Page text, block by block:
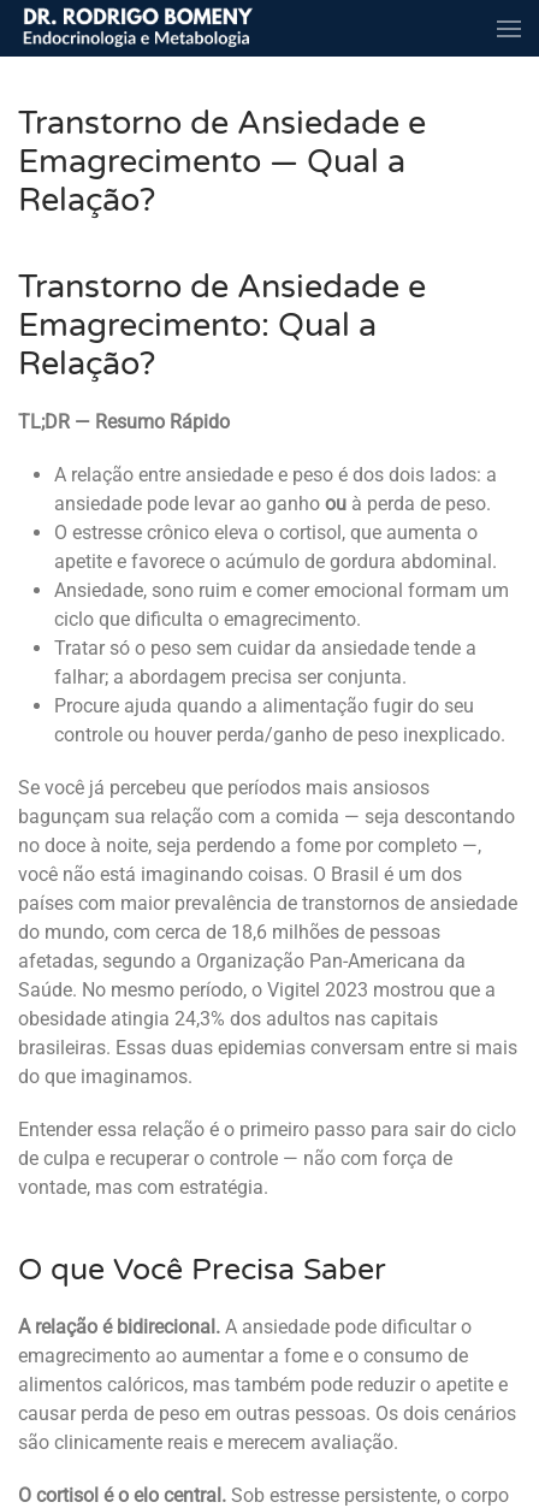
Transtorno de Ansiedade e
Emagrecimento — Qual a
Relação?
Transtorno de Ansiedade e
Emagrecimento: Qual a
Relação?
TL;DR — Resumo Rápido
A relação entre ansiedade e peso é dos dois lados: a
ansiedade pode levar ao ganho ou à perda de peso.
O estresse crônico eleva o cortisol, que aumenta o
apetite e favorece o acúmulo de gordura abdominal.
Ansiedade, sono ruim e comer emocional formam um
ciclo que dificulta o emagrecimento.
Tratar só o peso sem cuidar da ansiedade tende a
falhar; a abordagem precisa ser conjunta.
Procure ajuda quando a alimentação fugir do seu
controle ou houver perda/ganho de peso inexplicado.
Se você já percebeu que períodos mais ansiosos
bagunçam sua relação com a comida — seja descontando
no doce à noite, seja perdendo a fome por completo —,
você não está imaginando coisas. O Brasil é um dos
países com maior prevalência de transtornos de ansiedade
do mundo, com cerca de 18,6 milhões de pessoas
afetadas, segundo a Organização Pan-Americana da
Saúde. No mesmo período, o Vigitel 2023 mostrou que a
obesidade atingia 24,3% dos adultos nas capitais
brasileiras. Essas duas epidemias conversam entre si mais
do que imaginamos.
Entender essa relação é o primeiro passo para sair do ciclo
de culpa e recuperar o controle — não com força de
vontade, mas com estratégia.
O que Você Precisa Saber
A relação é bidirecional. A ansiedade pode dificultar o
emagrecimento ao aumentar a fome e o consumo de
alimentos calóricos, mas também pode reduzir o apetite e
causar perda de peso em outras pessoas. Os dois cenários
são clinicamente reais e merecem avaliação.
O cortisol é o elo central. Sob estresse persistente, o corpo